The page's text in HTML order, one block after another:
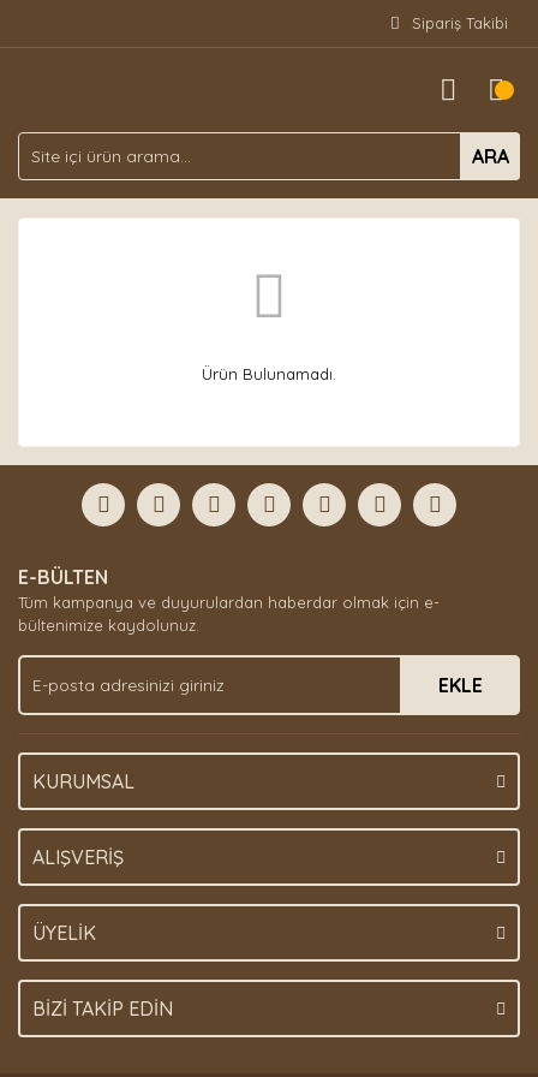
Sipariş Takibi
ARA
Ürün Bulunamadı.
E-BÜLTEN
Tüm kampanya ve duyurulardan haberdar olmak için e-
bültenimize kaydolunuz.
EKLE
KURUMSAL
ALIŞVERİŞ
ÜYELİK
BİZİ TAKİP EDİN